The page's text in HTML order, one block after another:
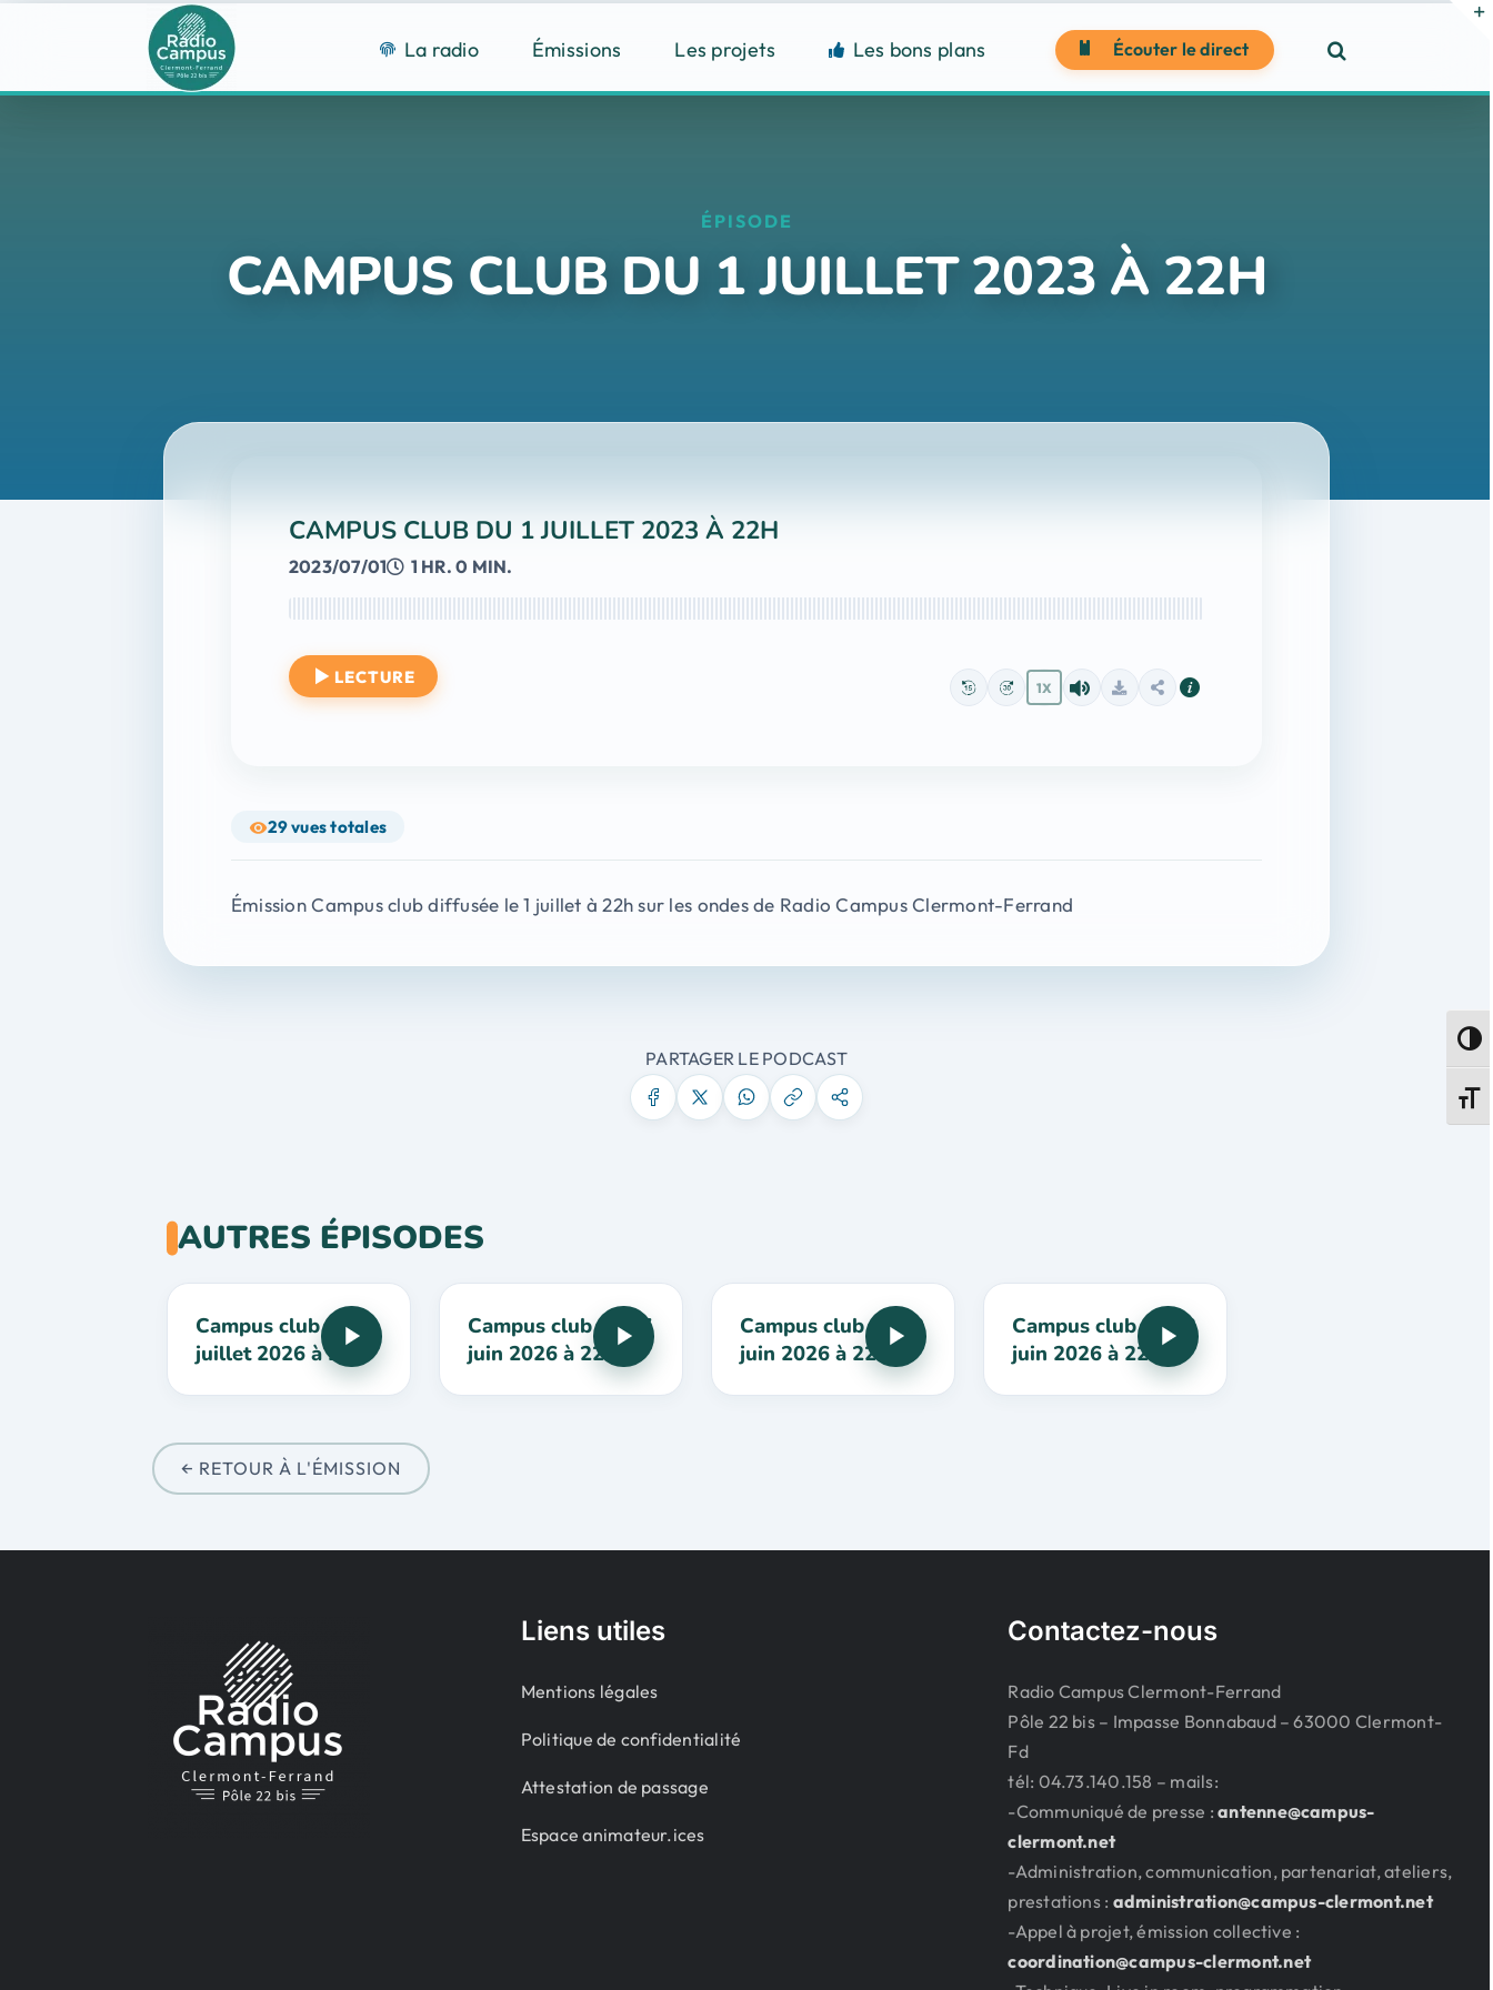
La radio Émissions Les projets Les bons plans Écouter le direct
ÉPISODE
CAMPUS CLUB DU 1 JUILLET 2023 À 22H
CAMPUS CLUB DU 1 JUILLET 2023 À 22H
2023/07/01 1 HR. 0 MIN.
LECTURE
1X
29vues totales
Émission Campus club diffusée le 1 juillet à 22h sur les ondes de Radio Campus Clermont-Ferrand
PARTAGER LE PODCAST
AUTRES ÉPISODES
Campus club du 11
juillet 2026 à 22h
Campus club du 27
juin 2026 à 22h
Campus club du 20
juin 2026 à 22h
Campus club du 13
juin 2026 à 22h
← RETOUR À L'ÉMISSION
Liens utiles
Mentions légales
Politique de confidentialité
Attestation de passage
Espace animateur.ices
Contactez-nous
Radio Campus Clermont-Ferrand
Pôle 22 bis – Impasse Bonnabaud – 63000 Clermont-
Fd
tél: 04.73.140.158 – mails:
-Communiqué de presse :antenne@campus-
clermont.net
-Administration, communication, partenariat, ateliers,
prestations : administration@campus-clermont.net
-Appel à projet, émission collective :
coordination@campus-clermont.net